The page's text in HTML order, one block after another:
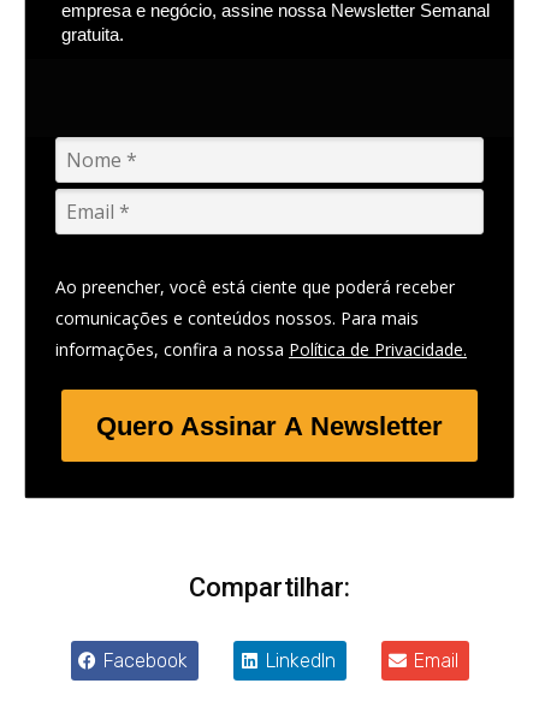
empresa e negócio, assine nossa Newsletter Semanal
gratuita.
Ao preencher, você está ciente que poderá receber
comunicações e conteúdos nossos. Para mais
informações, confira a nossa Política de Privacidade.
Quero Assinar A Newsletter
Compartilhar:
Facebook LinkedIn Email